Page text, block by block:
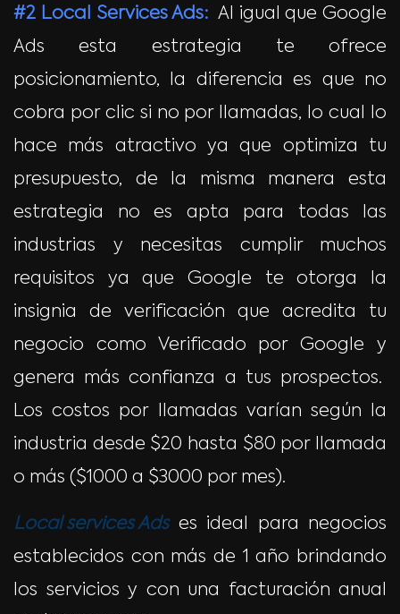
#2 Local Services Ads: Al igual que Google
Ads esta estrategia te ofrece
posicionamiento, la diferencia es que no
cobra por clic si no por llamadas, lo cual lo
hace más atractivo ya que optimiza tu
presupuesto, de la misma manera esta
estrategia no es apta para todas las
industrias y necesitas cumplir muchos
requisitos ya que Google te otorga la
insignia de verificación que acredita tu
negocio como Verificado por Google y
genera más confianza a tus prospectos.
Los costos por llamadas varían según la
industria desde $20 hasta $80 por llamada
o más ($1000 a $3000 por mes).
Local services Adses ideal para negocios
establecidos con más de 1 año brindando
los servicios y con una facturación anual